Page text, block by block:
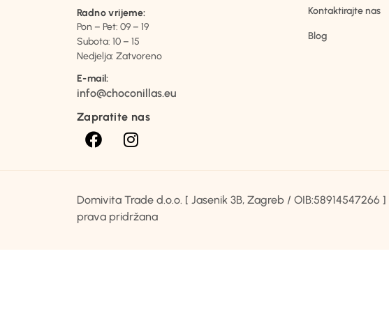
Radno vrijeme:
Pon – Pet: 09 – 19
Subota: 10 – 15
Nedjelja: Zatvoreno
E-mail:
info@choconillas.eu
Zapratite nas
Kontaktirajte nas
Blog
Domivita Trade d.o.o. [ Jasenik 3B, Zagreb / OIB:58914547266
prava pridržana